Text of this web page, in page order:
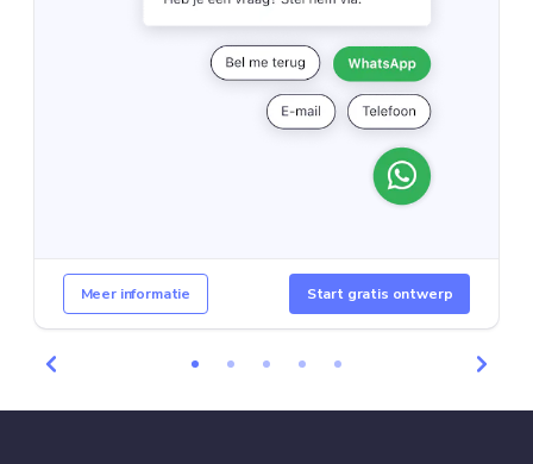
Meer informatie Start gratis ontwerp